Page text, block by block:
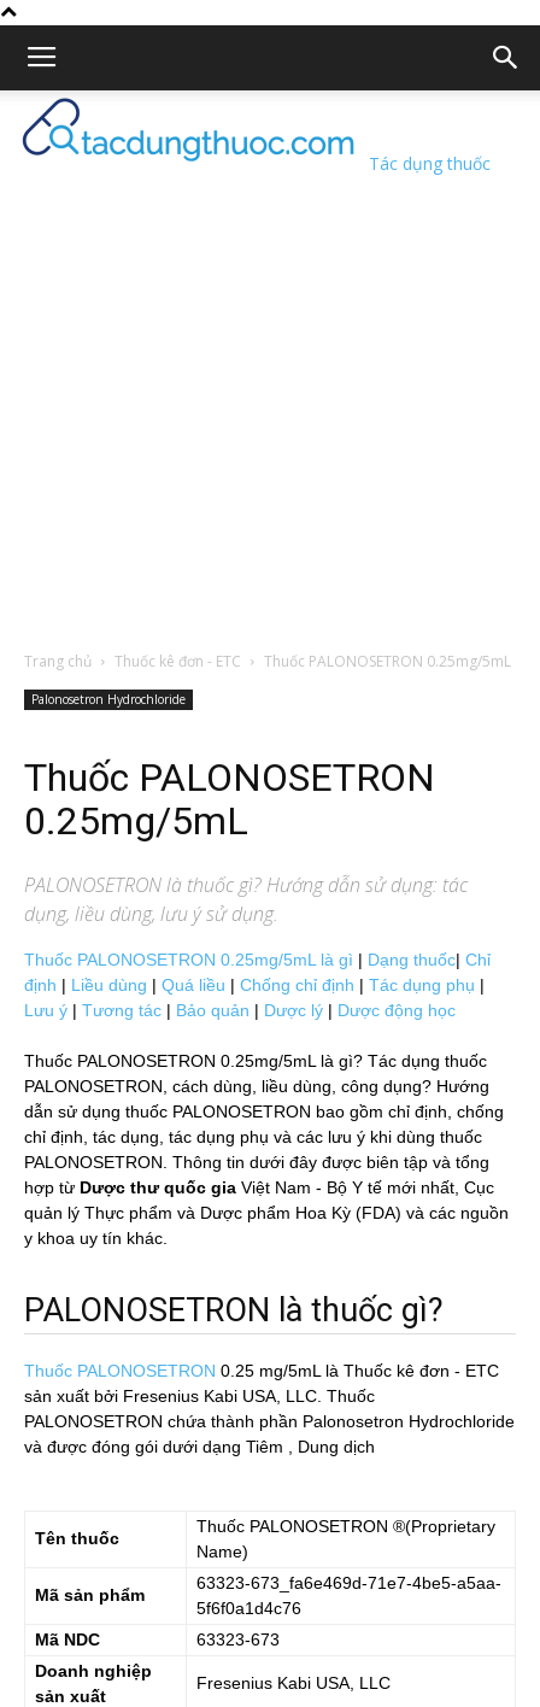
Tác dụng thuốc
Trang chủ Thuốc kê đơn - ETC Thuốc PALONOSETRON 0.25mg/5mL
Palonosetron Hydrochloride
Thuốc PALONOSETRON
0.25mg/5mL
PALONOSETRONlà thuốc gì? Hướng dẫn sử dụng: tác
dụng, liều dùng, lưu ý sử dụng.
Thuốc PALONOSETRON 0.25mg/5mL là gì | Dạng thuốc| Chỉ
định | Liều dùng | Quá liều | Chống chỉ định | Tác dụng phụ |
Lưu ý | Tương tác | Bảo quản | Dược lý | Dược động học
Thuốc PALONOSETRON 0.25mg/5mL là gì? Tác dụng thuốc
PALONOSETRON, cách dùng, liều dùng, công dụng? Hướng
dẫn sử dụng thuốc PALONOSETRON bao gồm chỉ định, chống
chỉ định, tác dụng, tác dụng phụ và các lưu ý khi dùng thuốc
PALONOSETRON. Thông tin dưới đây được biên tập và tổng
hợp từ Dược thư quốc gia Việt Nam - Bộ Y tế mới nhất, Cục
quản lý Thực phẩm và Dược phẩm Hoa Kỳ (FDA) và các nguồn
y khoa uy tín khác.
PALONOSETRON là thuốc gì?
Thuốc PALONOSETRON 0.25 mg/5mL là Thuốc kê đơn - ETC
sản xuất bởi Fresenius Kabi USA, LLC. Thuốc
PALONOSETRON chứa thành phần Palonosetron Hydrochloride
và được đóng gói dưới dạng Tiêm , Dung dịch
Tên thuốc
Thuốc PALONOSETRON ®(Proprietary
Name)
Mã sản phẩm
63323-673_fa6e469d-71e7-4be5-a5aa-
5f6f0a1d4c76
Mã NDC
63323-673
Doanh nghiệp
sản xuất
Fresenius Kabi USA, LLC